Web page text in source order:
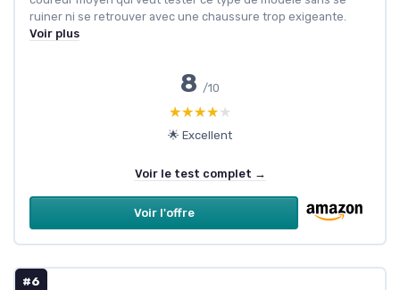
ruiner ni se retrouver avec une chaussure trop exigeante.
Voir plus
8 /10
★★★★★
★★★★★
🌟 Excellent
Voir le test complet →
Voir l'offre
#6